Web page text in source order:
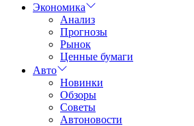
Экономика
Анализ
Прогнозы
Рынок
Ценные бумаги
Авто
Новинки
Обзоры
Советы
Автоновости